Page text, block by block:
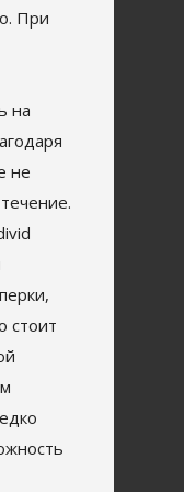
При
на
не
стоит